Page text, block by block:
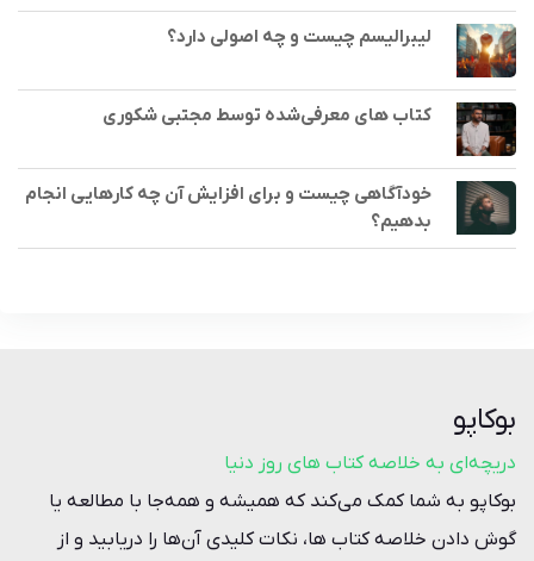
لیبرالیسم چیست و چه اصولی دارد؟
کتاب های معرفی‌شده توسط مجتبی شکوری
خودآگاهی چیست و برای افزایش آن چه کارهایی انجام
بدهیم؟
بوکاپو
دریچه‌ای به خلاصه کتاب‌ های روز دنیا
بوکاپو به شما کمک می‌کند که همیشه و همه‌جا با مطالعه یا
گوش دادن خلاصه‌ کتاب ها، نکات کلیدی آن‌ها را دریابید و از